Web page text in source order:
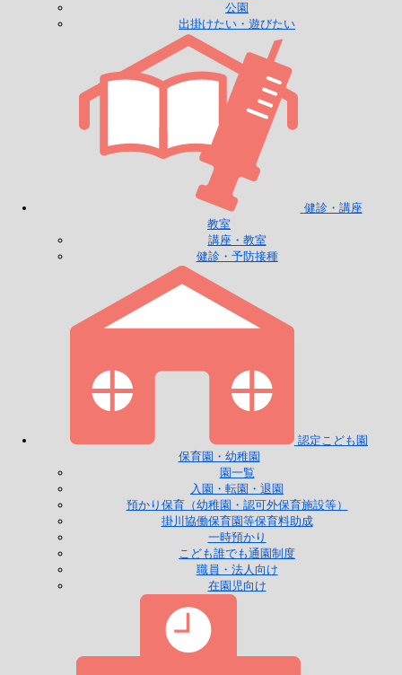
公園
出掛けたい・遊びたい
健診・講座
教室
講座・教室
健診・予防接種
認定こども園
保育園・幼稚園
園一覧
入園・転園・退園
預かり保育（幼稚園・認可外保育施設等）
掛川協働保育園等保育料助成
一時預かり
こども誰でも通園制度
職員・法人向け
在園児向け